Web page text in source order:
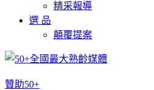
精采報導
選 品
顛覆提案
贊助50+